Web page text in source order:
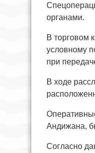
органами.
В торговом
условному
при
В ходе
Андижана,
Согласно